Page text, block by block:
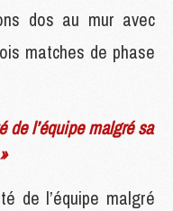
dos au mur avec
matches de phase
de l’équipe malgré sa
de l’équipe malgré